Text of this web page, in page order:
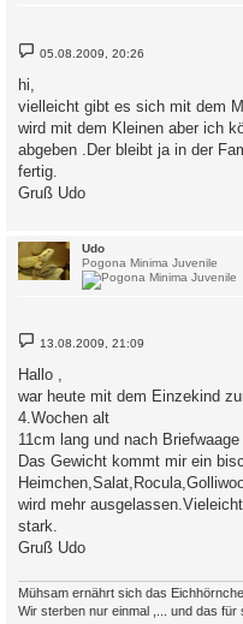
B
e
r
g
05.08.2009, 20:26
hi,
vielleicht gibt es sich mit dem
wird mit dem Kleinen aber ich
abgeben .Der bleibt ja in der
fertig.
Gruß Udo
Udo
Pogona Minima Juvenile
B
e
i
t
r
a
g
13.08.2009, 21:09
Hallo ,
war heute mit dem Einzekind
4.Wochen alt
11cm lang und nach
Das Gewicht kommt mir ein
wird mehr
stark.
Gruß Udo
Mühsam ernährt sich das
Wir sterben nur einmal ,... und das für